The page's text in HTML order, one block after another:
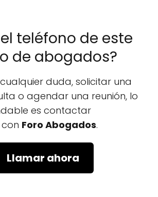
teléfono de este
de abogados?
duda, solicitar una
o agendar una reunión, lo
es contactar
Foro Abogados.
Llamar ahora